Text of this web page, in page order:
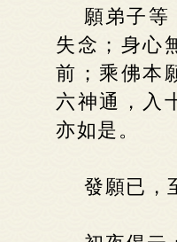
願弟子等
失念；身心
前；乘佛本
六神通，入
亦如是。
發願已，